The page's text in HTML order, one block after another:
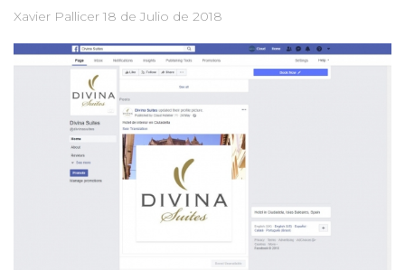
Xavier Pallicer 18 de Julio de 2018